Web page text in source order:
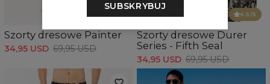
Szorty dresowe Painter
34,95 USD 69,95 USD
4.5/5
Szorty dresowe Durer
Series - Fifth Seal
34,95 USD 69,95 USD
SUBSKRYBUJ